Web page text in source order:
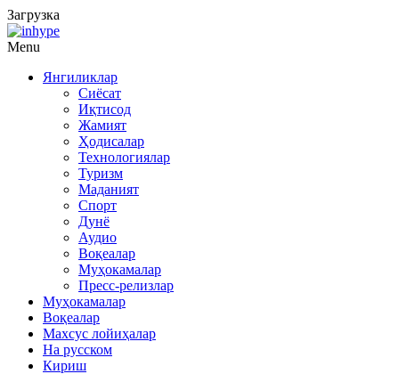
Загрузка
Menu
Янгиликлар
Сиёсат
Иқтисод
Жамият
Ҳодисалар
Технологиялар
Туризм
Маданият
Спорт
Дунё
Аудио
Воқеалар
Муҳокамалар
Пресс-релизлар
Муҳокамалар
Воқеалар
Махсус лойиҳалар
На русском
Кириш